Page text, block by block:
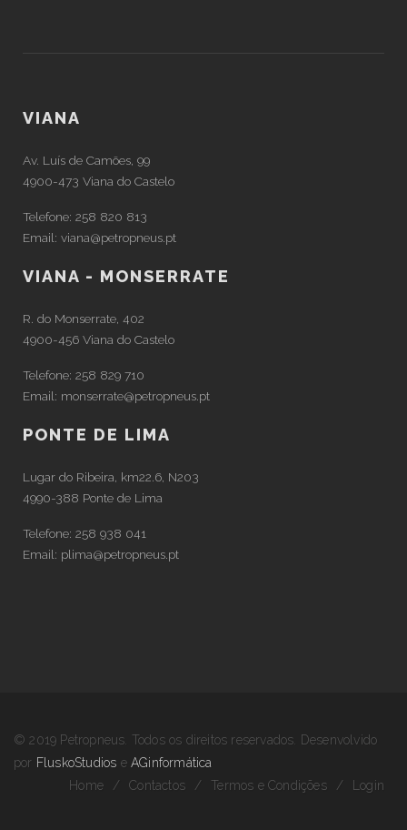
VIANA
Av. Luís de Camões, 99
4900-473 Viana do Castelo
Telefone: 258 820 813
Email: viana@petropneus.pt
VIANA - MONSERRATE
R. do Monserrate, 402
4900-456 Viana do Castelo
Telefone: 258 829 710
Email: monserrate@petropneus.pt
PONTE DE LIMA
Lugar do Ribeira, km22.6, N203
4990-388 Ponte de Lima
Telefone: 258 938 041
Email: plima@petropneus.pt
© 2019 Petropneus. Todos os direitos reservados. Desenvolvido
por FluskoStudios eAGinformática
Home
/ Contactos / Termos e Condições / Login